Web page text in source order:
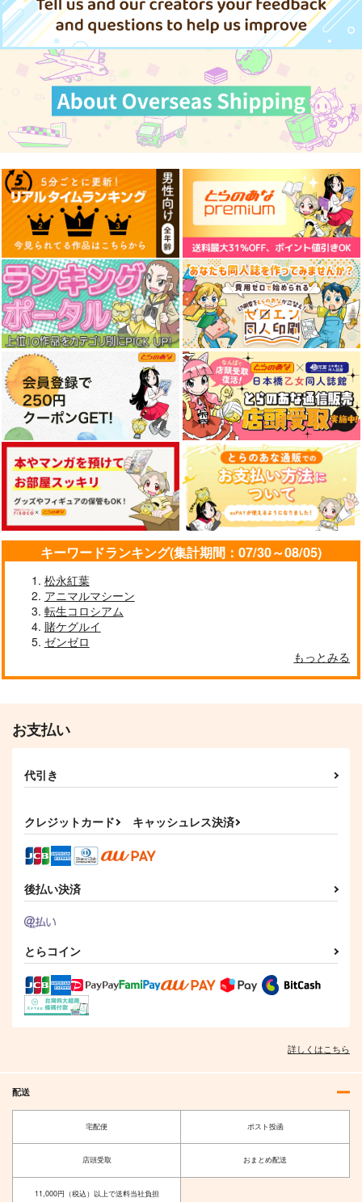
透析から逃げたおとん
が大学の講義で使われ
た話。
さくら研究室
550円（税込）
作者
サンプル
作品詳細
超！舞台挨拶劇場レポ
本。
さくら研究室
550円（税込）
酒寄彩葉
サンプル
作品詳細
WEB再録集vol,3
H'id.
円（税込）
桜木花道
サンプル
作品詳細
里帰りに来ただけやの
に!!
たんぽぽ茶
629円（税込）
チリ
作品詳細
水星から来ました！出
張たぬき編１
山田一族。
1,320円（税込）
アマテ・ユズリハ
作品詳細
水星から来ました！出
張たぬき編２
山田一族。
1,320円（税込）
スレッタ・マーキュリー
作品詳細
サクラ便り
787円（税込）
真宮寺さくら
サンプル
ん！
4,715
INNOCENCE RED
同居人
サンプル
カート
オリジナル
作者
相棒
サンプル
オリジナル
作者
競売のおばちゃん
サンプル
のどチンコを切った
話。
さくら研究室
550円（税込）
オリジナル
同居人
サンプル
カート
ICLをした話。
さくら研究室
550円（税込）
オリジナル
作者
相棒
サンプル
カート
孤独死した部屋を解約
した話
さくら研究室
550円（税込）
オリジナル
作者
退去清算の人(ガチ)
サンプル
カート
喪主をした話。
オリジナル
作者
おとん
サンプル
キーワードランキング(集計期間：07/30～08/05)
松永紅葉
アニマルマシーン
転生コロシアム
賭ケグルイ
ゼンゼロ
もっとみる
お支払い
代引き
クレジットカード キャッシュレス決済
後払い決済
とらコイン
詳しくはこちら
配送
宅配便 ポスト投函
店頭受取 おまとめ配送
11,000円（税込）以上で送料当社負担